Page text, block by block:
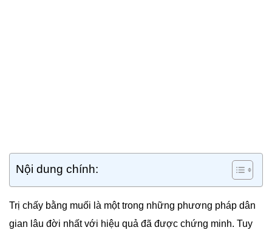
Nội dung chính:
Trị chấy bằng muối là một trong những phương pháp dân
gian lâu đời nhất với hiệu quả đã được chứng minh. Tuy